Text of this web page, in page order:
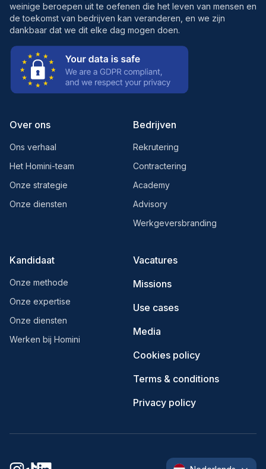
weinige beroepen uit te oefenen die het leven van mensen en
de toekomst van bedrijven kan veranderen, en we zijn
dankbaar dat we dit elke dag mogen doen.
Over ons
Ons verhaal
Het Homini-team
Onze strategie
Onze diensten
Bedrijven
Rekrutering
Contractering
Academy
Advisory
Werkgeversbranding
Kandidaat
Onze methode
Onze expertise
Onze diensten
Werken bij Homini
Vacatures
Missions
Use cases
Media
Cookies policy
Terms & conditions
Privacy policy